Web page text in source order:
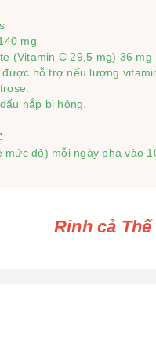
mg
(Vitamin C 29,5 mg) 36 mg
hỗ trợ nếu lượng
nắp bị hỏng.
mức độ) mỗi ngày pha vào
Rinh cả